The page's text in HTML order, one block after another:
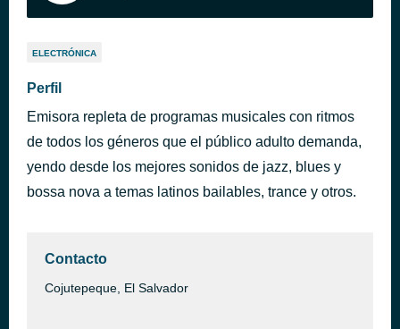
ELECTRÓNICA
Perfil
Emisora repleta de programas musicales con ritmos
de todos los géneros que el público adulto demanda,
yendo desde los mejores sonidos de jazz, blues y
bossa nova a temas latinos bailables, trance y otros.
Contacto
Cojutepeque, El Salvador